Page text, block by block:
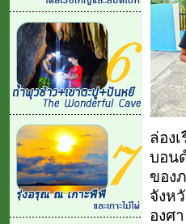
ล่อง
บอน
ของ
จังห
องศ